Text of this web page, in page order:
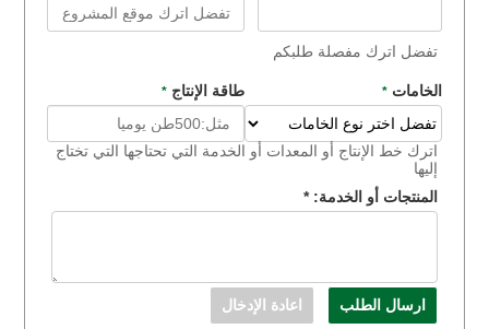
تفضل اترك مفصلة طلبكم
الخامات* طاقة الإنتاج *
اترك خط الإنتاج أو المعدات أو الخدمة التي تحتاجها التي تختاج
إليها
المنتجات أو الخدمة:*